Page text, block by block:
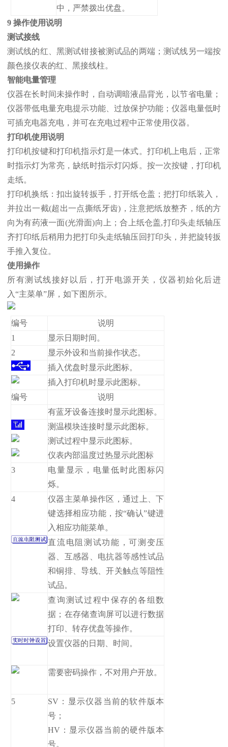
中，严禁拨出优盘。
9 操作使用说明
测试接线
测试线的红、黑测试钳接被测试品的两端；测试线另一端按
颜色接仪表的红、黑接线柱。
智能电量管理
仪器在长时间未操作时，自动调暗液晶背光，以节省电量；
仪器带低电量充电提示功能、过放保护功能；仪器电量低时
可插充电器充电，并可在充电过程中正常使用仪器。
打印机使用说明
打印机按键和打印机指示灯是一体式。打印机上电后，正常
时指示灯为常亮，缺纸时指示灯闪烁。按一次按键，打印机
走纸。
打印机换纸：扣出旋转扳手，打开纸仓盖；把打印纸装入，
并拉出一截(超出一点撕纸牙齿)，注意把纸放整齐，纸的方
向为有药液一面(光滑面)向上；合上纸仓盖,打印头走纸轴压
齐打印纸后稍用力把打印头走纸轴压回打印头，并把旋转扳
手推入复位。
使用操作
所有测试线接好以后，打开电源开关，仪器初始化后进
入“主菜单”屏，如下图所示。
编号
说明
1
显示日期时间。
2
显示外设和当前操作状态。
插入优盘时显示此图标。
插入打印机时显示此图标。
编号
说明
有蓝牙设备连接时显示此图标。
测温模块连接时显示此图标。
测试过程中显示此图标。
仪表内部温度过热显示此图标
3
电量显示，电量低时此图标闪
烁。
4
仪器主菜单操作区，通过上、下
键选择相应功能，按“确认”键进
入相应功能菜单。
直流电阻测试功能，可测变压
器、互感器、电抗器等感性试品
和铜排、导线、开关触点等阻性
试品。
查询测试过程中保存的各组数
据；在存储查询屏可以进行数据
打印、转存优盘等操作。
设置仪器的日期、时间。
需要密码操作，不对用户开放。
5
SV：显示仪器当前的软件版本
号；
HV：显示仪器当前的硬件版本
号。